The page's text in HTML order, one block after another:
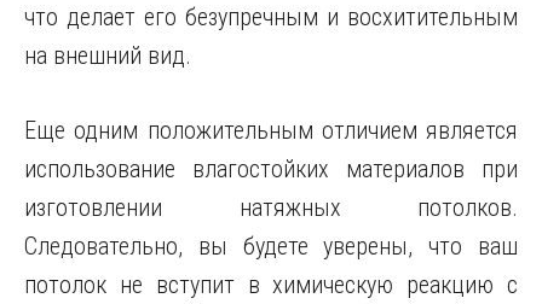
что делает его безупречным и восхитительным
на внешний вид.
Еще одним положительным отличием является
использование влагостойких материалов при
изготовлении натяжных потолков.
Следовательно, вы будете уверены, что ваш
потолок не вступит в химическую реакцию с